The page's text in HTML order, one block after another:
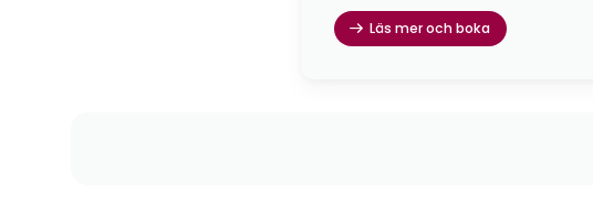
Läs mer och boka